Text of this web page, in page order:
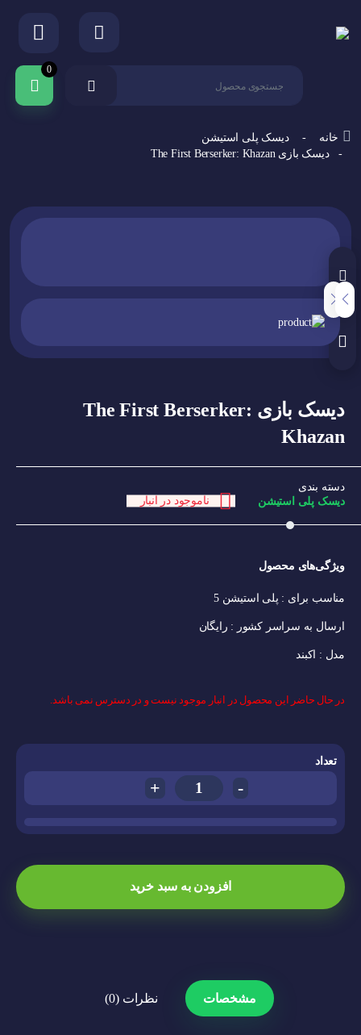
0
خانه -
دیسک پلی استیشن
- دیسک بازی The First Berserker: Khazan
دیسک بازی The First Berserker:
Khazan
ناموجود در انبار
دسته بندی
دیسک پلی استیشن
ویژگی‌های ﻣﺤﺼﻮل
مناسب برای : پلی استیشن 5
ارسال به سراسر کشور : رایگان
مدل : اکبند
در حال حاضر این محصول در انبار موجود نیست و در دسترس نمی باشد.
تعداد
-
+
افزودن به سبد خرید
مشخصات نظرات (0)